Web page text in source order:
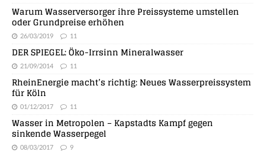
Warum Wasserversorger ihre Preissysteme umstellen
oder Grundpreise erhöhen
26/03/2019 11
DER SPIEGEL: Öko-Irrsinn Mineralwasser
21/09/2014 11
RheinEnergie macht’s richtig: Neues Wasserpreissystem
für Köln
01/12/2017 11
Wasser in Metropolen – Kapstadts Kampf gegen
sinkende Wasserpegel
08/03/2017 9